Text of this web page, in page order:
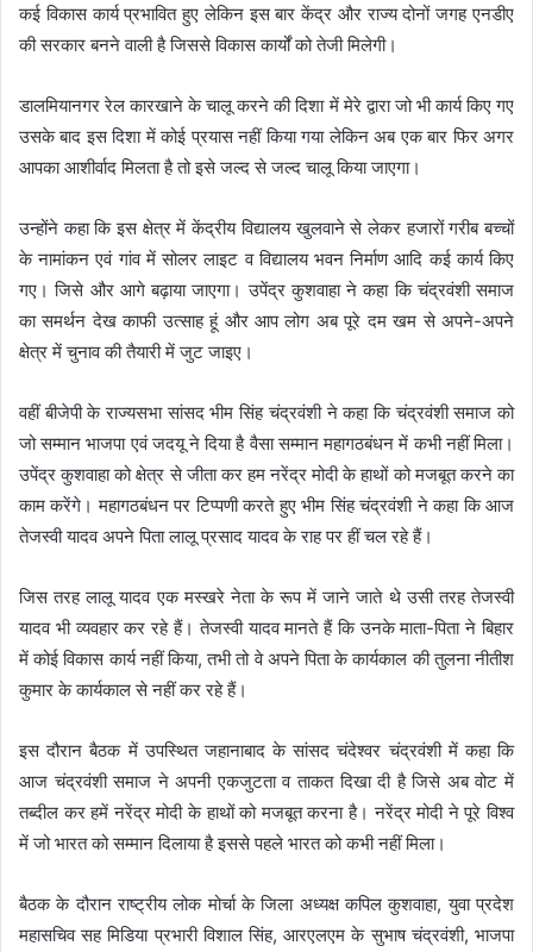
कई विकास कार्य प्रभावित हुए लेकिन इस बार केंद्र और राज्य दोनों जगह एनडीए
की सरकार बनने वाली है जिससे विकास कार्यों को तेजी मिलेगी।
डालमियानगर रेल कारखाने के चालू करने की दिशा में मेरे द्वारा जो भी कार्य किए गए
उसके बाद इस दिशा में कोई प्रयास नहीं किया गया लेकिन अब एक बार फिर अगर
आपका आशीर्वाद मिलता है तो इसे जल्द से जल्द चालू किया जाएगा।
उन्होंने कहा कि इस क्षेत्र में केंद्रीय विद्यालय खुलवाने से लेकर हजारों गरीब बच्चों
के नामांकन एवं गांव में सोलर लाइट व विद्यालय भवन निर्माण आदि कई कार्य किए
गए। जिसे और आगे बढ़ाया जाएगा। उपेंद्र कुशवाहा ने कहा कि चंद्रवंशी समाज
का समर्थन देख काफी उत्साह हूं और आप लोग अब पूरे दम खम से अपने-अपने
क्षेत्र में चुनाव की तैयारी में जुट जाइए।
वहीं बीजेपी के राज्यसभा सांसद भीम सिंह चंद्रवंशी ने कहा कि चंद्रवंशी समाज को
जो सम्मान भाजपा एवं जदयू ने दिया है वैसा सम्मान महागठबंधन में कभी नहीं मिला।
उपेंद्र कुशवाहा को क्षेत्र से जीता कर हम नरेंद्र मोदी के हाथों को मजबूत करने का
काम करेंगे। महागठबंधन पर टिप्पणी करते हुए भीम सिंह चंद्रवंशी ने कहा कि आज
तेजस्वी यादव अपने पिता लालू प्रसाद यादव के राह पर हीं चल रहे हैं।
जिस तरह लालू यादव एक मस्खरे नेता के रूप में जाने जाते थे उसी तरह तेजस्वी
यादव भी व्यवहार कर रहे हैं। तेजस्वी यादव मानते हैं कि उनके माता-पिता ने बिहार
में कोई विकास कार्य नहीं किया, तभी तो वे अपने पिता के कार्यकाल की तुलना नीतीश
कुमार के कार्यकाल से नहीं कर रहे हैं।
इस दौरान बैठक में उपस्थित जहानाबाद के सांसद चंदेश्वर चंद्रवंशी में कहा कि
आज चंद्रवंशी समाज ने अपनी एकजुटता व ताकत दिखा दी है जिसे अब वोट में
तब्दील कर हमें नरेंद्र मोदी के हाथों को मजबूत करना है। नरेंद्र मोदी ने पूरे विश्व
में जो भारत को सम्मान दिलाया है इससे पहले भारत को कभी नहीं मिला।
बैठक के दौरान राष्ट्रीय लोक मोर्चा के जिला अध्यक्ष कपिल कुशवाहा, युवा प्रदेश
महासचिव सह मिडिया प्रभारी विशाल सिंह, आरएलएम के सुभाष चंद्रवंशी, भाजपा